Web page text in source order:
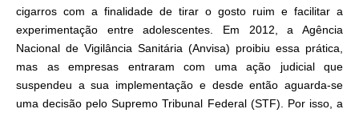
cigarros com a finalidade de tirar o gosto ruim e facilitar a
experimentação entre adolescentes. Em 2012, a Agência
Nacional de Vigilância Sanitária (Anvisa) proibiu essa prática,
mas as empresas entraram com uma ação judicial que
suspendeu a sua implementação e desde então aguarda-se
uma decisão pelo Supremo Tribunal Federal (STF). Por isso, a